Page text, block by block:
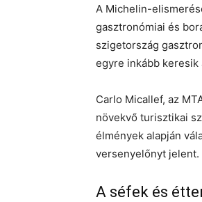
A Michelin-
gasztronómiai és
szigetország
egyre inkább
Carlo Micallef, az
növekvő turisztikai
élmények alapján
versenyelőnyt jelent.
A séfek és